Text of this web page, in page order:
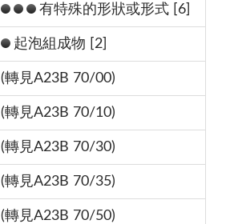
有特殊的形狀或形式 [6]
起泡組成物 [2]
(轉見A23B 70/00)
(轉見A23B 70/10)
(轉見A23B 70/30)
(轉見A23B 70/35)
(轉見A23B 70/50)